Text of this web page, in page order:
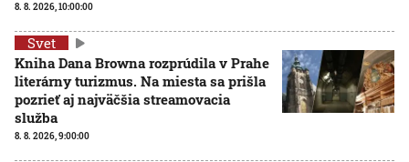
8. 8. 2026, 10:00:00
Svet
Kniha Dana Browna rozprúdila v Prahe
literárny turizmus. Na miesta sa prišla
pozrieť aj najväčšia streamovacia
služba
8. 8. 2026, 9:00:00